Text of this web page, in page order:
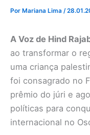
Por Mariana Lima /
A Voz de Hind
ao transformar o
uma criança
foi consagrado no
prêmio do júri e
políticas para
internacional no